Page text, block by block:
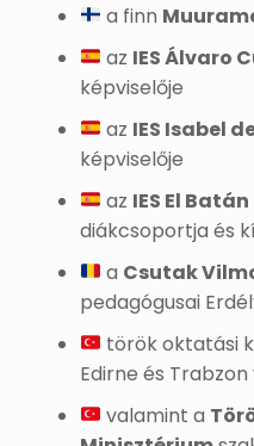
a finn
az IES Álvaro
képviselője
az IES Isabel
képviselője
az IES El Batán
diákcsoportja és
a Csutak
pedagógusai
török oktatási
Edirne és
valamint a